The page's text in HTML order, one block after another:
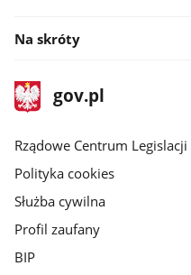
Na skróty
stopka
gov.plStrona
gov.pl
Rządowe Centrum Legislacji
Polityka cookies
Służba cywilna
Profil zaufany
BIP